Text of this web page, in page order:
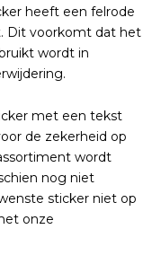
heeft een felrode
Dit voorkomt dat het
wordt in
met een tekst
de zekerheid op
wordt
nog niet
sticker niet op
onze